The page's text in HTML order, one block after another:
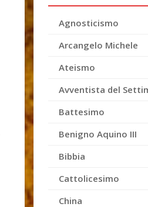
Agnosticismo
Arcangelo Michele
Ateismo
Avventista del
Battesimo
Benigno Aquino III
Bibbia
Cattolicesimo
China